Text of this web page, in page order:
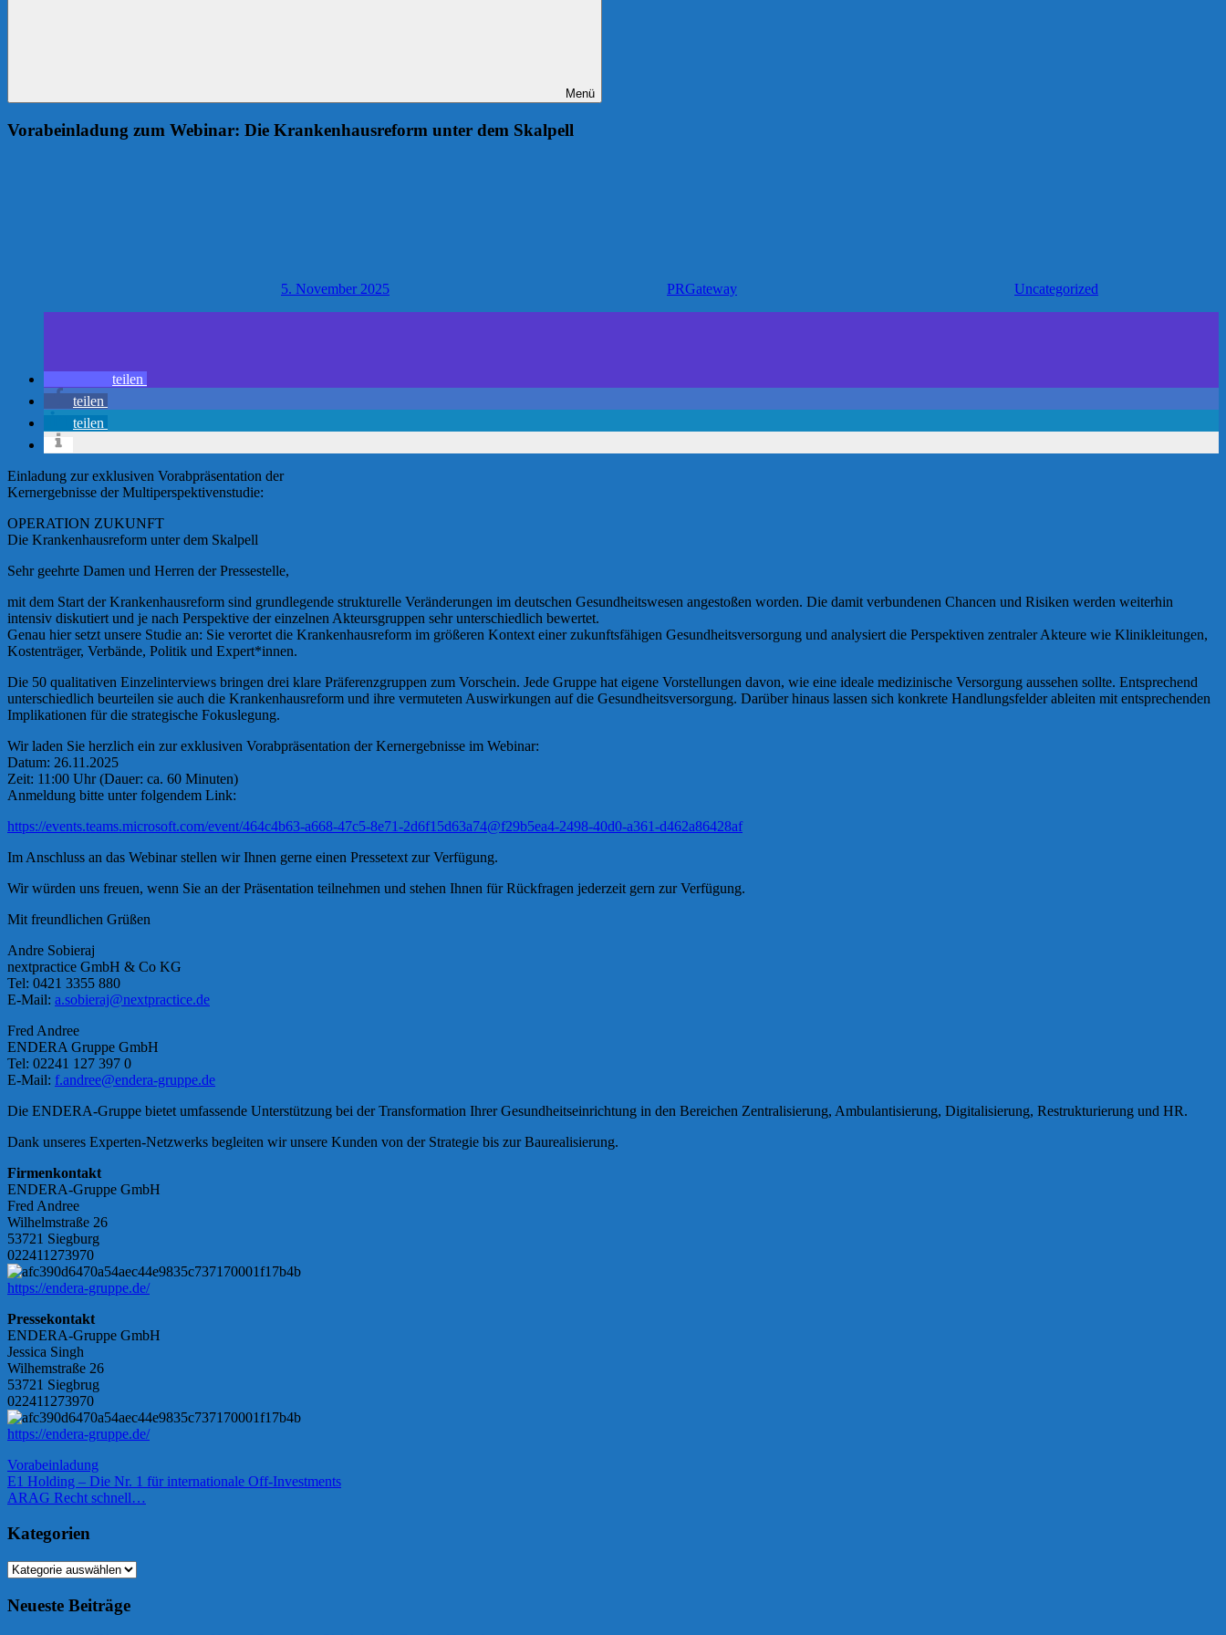
Menü
Vorabeinladung zum Webinar: Die Krankenhausreform unter dem Skalpell
5. November 2025 PRGateway Uncategorized
teilen
teilen
teilen
Einladung zur exklusiven Vorabpräsentation der
Kernergebnisse der Multiperspektivenstudie:
OPERATION ZUKUNFT
Die Krankenhausreform unter dem Skalpell
Sehr geehrte Damen und Herren der Pressestelle,
mit dem Start der Krankenhausreform sind grundlegende strukturelle Veränderungen im deutschen Gesundheitswesen angestoßen worden. Die damit verbundenen Chancen und Risiken werden weiterhin
intensiv diskutiert und je nach Perspektive der einzelnen Akteursgruppen sehr unterschiedlich bewertet.
Genau hier setzt unsere Studie an: Sie verortet die Krankenhausreform im größeren Kontext einer zukunftsfähigen Gesundheitsversorgung und analysiert die Perspektiven zentraler Akteure wie Klinikleitungen,
Kostenträger, Verbände, Politik und Expert*innen.
Die 50 qualitativen Einzelinterviews bringen drei klare Präferenzgruppen zum Vorschein. Jede Gruppe hat eigene Vorstellungen davon, wie eine ideale medizinische Versorgung aussehen sollte. Entsprechend
unterschiedlich beurteilen sie auch die Krankenhausreform und ihre vermuteten Auswirkungen auf die Gesundheitsversorgung. Darüber hinaus lassen sich konkrete Handlungsfelder ableiten mit entsprechenden
Implikationen für die strategische Fokuslegung.
Wir laden Sie herzlich ein zur exklusiven Vorabpräsentation der Kernergebnisse im Webinar:
Datum: 26.11.2025
Zeit: 11:00 Uhr (Dauer: ca. 60 Minuten)
Anmeldung bitte unter folgendem Link:
https://events.teams.microsoft.com/event/464c4b63-a668-47c5-8e71-2d6f15d63a74@f29b5ea4-2498-40d0-a361-d462a86428af
Im Anschluss an das Webinar stellen wir Ihnen gerne einen Pressetext zur Verfügung.
Wir würden uns freuen, wenn Sie an der Präsentation teilnehmen und stehen Ihnen für Rückfragen jederzeit gern zur Verfügung.
Mit freundlichen Grüßen
Andre Sobieraj
nextpractice GmbH & Co KG
Tel: 0421 3355 880
E-Mail: a.sobieraj@nextpractice.de
Fred Andree
ENDERA Gruppe GmbH
Tel: 02241 127 397 0
E-Mail: f.andree@endera-gruppe.de
Die ENDERA-Gruppe bietet umfassende Unterstützung bei der Transformation Ihrer Gesundheitseinrichtung in den Bereichen Zentralisierung, Ambulantisierung, Digitalisierung, Restrukturierung und HR.
Dank unseres Experten-Netzwerks begleiten wir unsere Kunden von der Strategie bis zur Baurealisierung.
Firmenkontakt
ENDERA-Gruppe GmbH
Fred Andree
Wilhelmstraße 26
53721 Siegburg
022411273970
https://endera-gruppe.de/
Pressekontakt
ENDERA-Gruppe GmbH
Jessica Singh
Wilhemstraße 26
53721 Siegbrug
022411273970
https://endera-gruppe.de/
Vorabeinladung
Beitragsnavigation
Vorheriger
Beitrag:
E1 Holding – Die Nr. 1 für internationale Off-Investments
Nächster
ARAG Recht schnell…
Kategorien
Kategorien
Neueste Beiträge